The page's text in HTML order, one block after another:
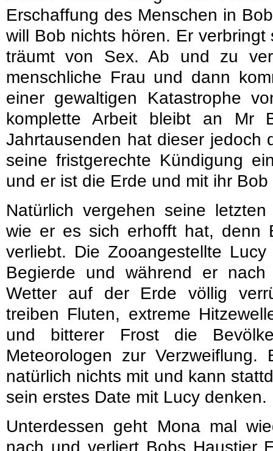
Erschaffung des Menschen in
will Bob nichts hören. Er
träumt von Sex. Ab und zu
menschliche Frau und dann
einer gewaltigen Katastrophe
komplette Arbeit bleibt an Mr
Jahrtausenden hat dieser jedoch
seine fristgerechte Kündigung
und er ist die Erde und mit ihr
Natürlich vergehen seine
wie er es sich erhofft hat, denn
verliebt. Die Zooangestellte
Begierde und während er
Wetter auf der Erde völlig
treiben Fluten, extreme
und bitterer Frost die
Meteorologen zur
natürlich nichts mit und kann
sein erstes Date mit Lucy denken.
Unterdessen geht Mona mal
nach und verliert Bobs Haustier